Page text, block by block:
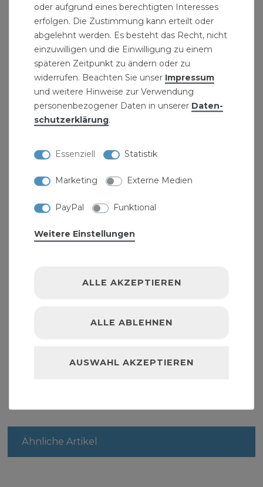
Umbau von Wasserleitungen
Temperguss Formteile mit metrischen
Gewinde
Rohrfittinge zum Anschluss von Bauteilen,
Rohren und Armaturen
Produktdetails:
Stahlrohr verzinkt
Länge: 100 mm
Rohrdoppelnippel
Material: Stahl
Zur Befestigung der Rohrdoppelnippel finden
Wandbefestigungen. " >Fittinge
Ähnliche Artikel
oder aufgrund eines berechtigten Interesses
erfolgen. Die Zustimmung kann erteilt oder
abgelehnt werden. Es besteht das Recht, nicht
einzuwilligen und die Einwilligung zu einem
späteren Zeitpunkt zu ändern oder zu
widerrufen. Beachten Sie unser Impressum
und weitere Hinweise zur Verwendung
personenbezogener Daten in unserer Daten­
schutz­erklärung.
Essenziell Statistik
Marketing Externe Medien
PayPal Funktional
Weitere Einstellungen
ALLE AKZEPTIEREN
ALLE ABLEHNEN
AUSWAHL AKZEPTIEREN